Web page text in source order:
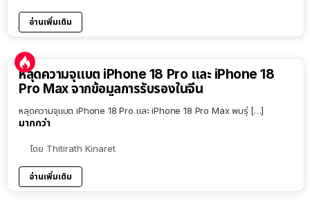
อ่านเพิ่มเติม
หลุดความจุแบต iPhone 18 Pro และ iPhone 18
Pro Max จากข้อมูลการรับรองในจีน
หลุดความจุแบต iPhone 18 Pro และ iPhone 18 Pro Max พบรุ่ […]
มากกว่า
โดย Thitirath Kinaret
อ่านเพิ่มเติม